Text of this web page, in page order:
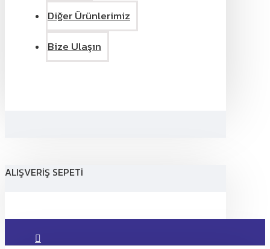
Diğer Ürünlerimiz
Bize Ulaşın
ALIŞVERIŞ SEPETI